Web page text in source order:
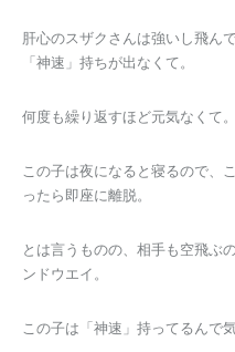
肝心のスザクさんは強いし飛ん
「神速」持ちが出なくて。
何度も繰り返すほど元気なくて。
この子は夜になると寝るので、
ったら即座に離脱。
とは言うものの、相手も空飛ぶ
ンドウエイ。
この子は「神速」持ってるんで